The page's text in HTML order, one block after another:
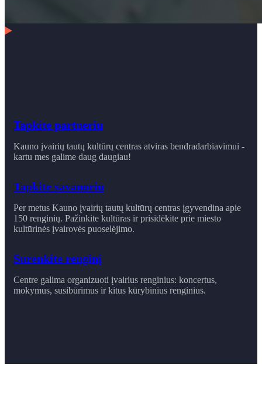
Tapkite partneriu
Kauno įvairių tautų kultūrų centras atviras bendradarbiavimui -
kartu mes galime daug daugiau!
Tapkite savanoriu
Per metus Kauno įvairių tautų kultūrų centras įgyvendina apie
150 renginių. Pažinkite kultūras ir prisidėkite prie miesto
kultūrinės įvairovės puoselėjimo.
Surenkite renginį
Centre galima organizuoti įvairius renginius: koncertus,
mokymus, susibūrimus ir ​kitus kūrybinius renginius.